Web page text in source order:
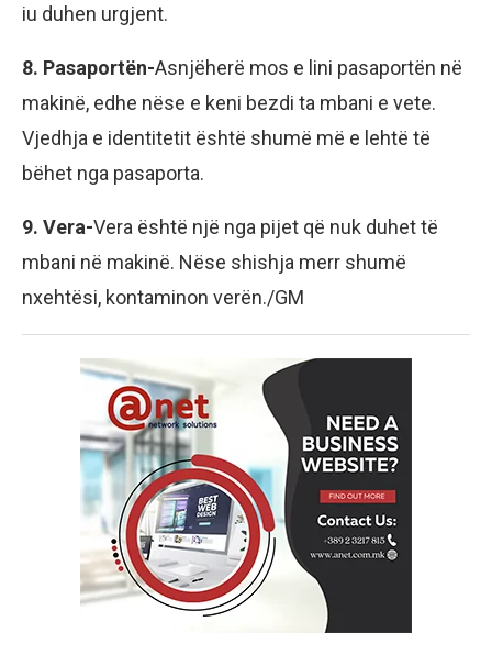
iu duhen urgjent.
8. Pasaportën-Asnjëherë mos e lini pasaportën në
makinë, edhe nëse e keni bezdi ta mbani e vete.
Vjedhja e identitetit është shumë më e lehtë të
bëhet nga pasaporta.
9. Vera-Vera është një nga pijet që nuk duhet të
mbani në makinë. Nëse shishja merr shumë
nxehtësi, kontaminon verën./GM